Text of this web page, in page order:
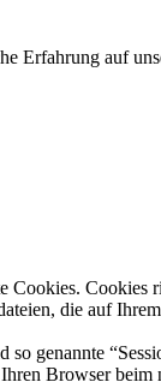
Erfahrung auf
Cookies.
die auf
genannte
Browser beim